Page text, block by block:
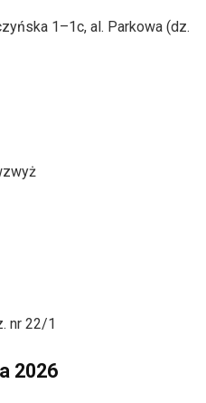
1–1c, al. Parkowa (dz.
nr 22/1
2026